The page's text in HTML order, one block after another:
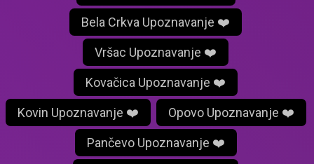
Bela Crkva Upoznavanje ❤️
Vršac Upoznavanje ❤️
Kovačica Upoznavanje ❤️
Kovin Upoznavanje ❤️ Opovo Upoznavanje ❤️
Pančevo Upoznavanje ❤️